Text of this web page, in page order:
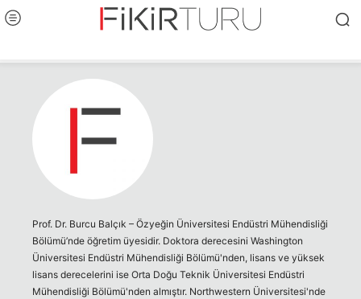
Prof. Dr. Burcu Balçık – Özyeğin Üniversitesi Endüstri Mühendisliği
Bölümü’nde öğretim üyesidir. Doktora derecesini Washington
Üniversitesi Endüstri Mühendisliği Bölümü'nden, lisans ve yüksek
lisans derecelerini ise Orta Doğu Teknik Üniversitesi Endüstri
Mühendisliği Bölümü'nden almıştır. Northwestern Üniversitesi'nde